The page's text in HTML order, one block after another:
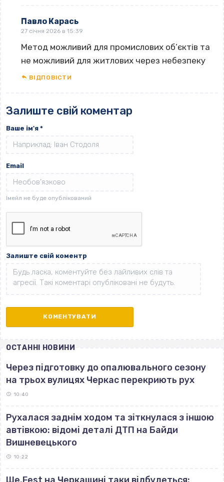
Павло Карась
27 січня 2026 в 15:39
Метод можливий для промислових об’єктів та
не можливий для житлових через небезпеку
ВІДПОВІCТИ
Залиште свій коментар
Ваше ім'я *
Email
Залиште свій коментр
ОСТАННІ НОВИНИ
Через підготовку до опалювального сезону
на трьох вулицях Черкас перекриють рух
10:40
Рухалася заднім ходом та зіткнулася з іншою
автівкою: відомі деталі ДТП на Байди
Вишневецького
10:22